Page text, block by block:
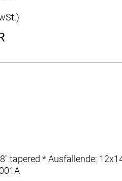
tapered * Ausfallende: